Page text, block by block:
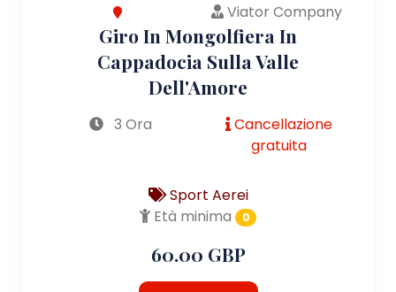
Viator Company
Giro In Mongolfiera In
Cappadocia Sulla Valle
Dell'Amore
3 Ora
Cancellazione
gratuita
Sport Aerei
Età minima
0
60.00 GBP